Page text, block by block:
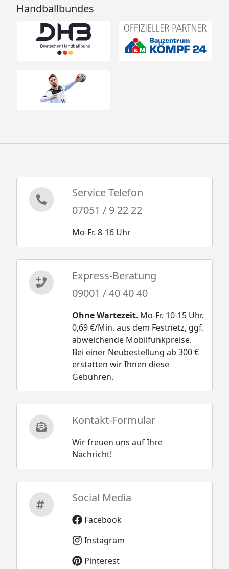
Handballbundes
Service Telefon
07051 / 9 22 22
Mo-Fr. 8-16 Uhr
Express-Beratung
09001 / 40 40 40
Ohne Wartezeit. Mo-Fr. 10-15 Uhr.
0,69 €/Min. aus dem Festnetz, ggf.
abweichende Mobilfunkpreise.
Bei einer Neubestellung ab 300 €
erstatten wir Ihnen diese
Gebühren.
Kontakt-Formular
Wir freuen uns auf Ihre
Nachricht!
Social Media
Facebook
Instagram
Pinterest